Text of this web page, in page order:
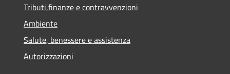
Tributi,finanze e contravvenzioni
Ambiente
Salute, benessere e assistenza
Autorizzazioni